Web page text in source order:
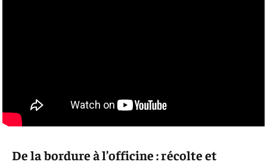
De la bordure à l’officine : récolte et